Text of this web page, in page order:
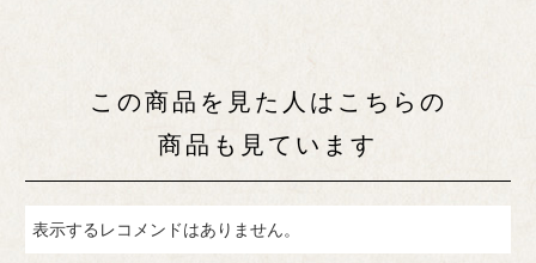
この商品を見た人はこちらの
商品も見ています
表示するレコメンドはありません。